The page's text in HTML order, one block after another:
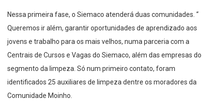
Nessa primeira fase, o Siemaco atenderá duas comunidades. “
Queremos ir além, garantir oportunidades de aprendizado aos
jovens e trabalho para os mais velhos, numa parceria com a
Centrais de Cursos e Vagas do Siemaco, além das empresas do
segmento da limpeza. Só num primeiro contato, foram
identificados 25 auxiliares de limpeza dentre os moradores da
Comunidade Moinho.